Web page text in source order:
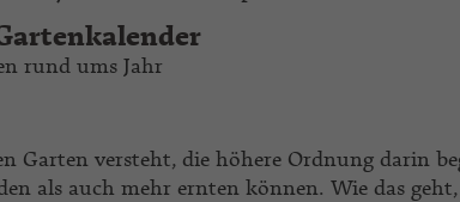
rund ums Jahr
Garten versteht, die höhere Ordnung darin
als auch mehr ernten können. Wie das